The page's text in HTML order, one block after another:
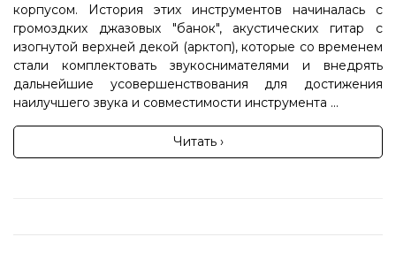
корпусом. История этих инструментов начиналась с
громоздких джазовых "банок", акустических гитар с
изогнутой верхней декой (арктоп), которые со временем
стали комплектовать звукоснимателями и внедрять
дальнейшие усовершенствования для достижения
наилучшего звука и совместимости инструмента ...
Читать ›